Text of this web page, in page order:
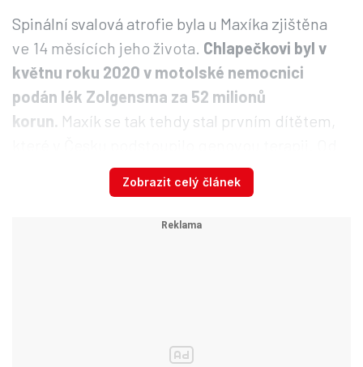
Spinální svalová atrofie byla u Maxíka zjištěna
ve 14 měsících jeho života. Chlapečkovi byl v
květnu roku 2020 v motolské nemocnici
podán lék Zolgensma za 52 milionů
korun. Maxík se tak tehdy stal prvním dítětem,
té doby malý bojovník vzorně rehabilituje a dělá
velké pokroky.
Zobrazit celý článek